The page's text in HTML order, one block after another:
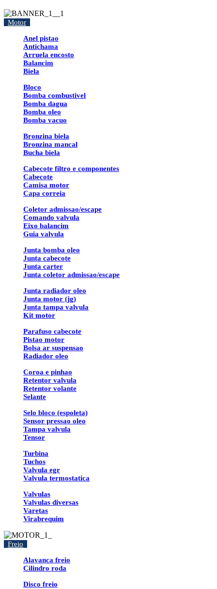
Motor
Anel pistao
Antichama
Arruela encosto
Balancim
Biela
Bloco
Bomba combustivel
Bomba dagua
Bomba oleo
Bomba vacuo
Bronzina biela
Bronzina mancal
Bucha biela
Cabecote filtro e componentes
Cabecote
Camisa motor
Capa correia
Coletor admissao/escape
Comando valvula
Eixo balancim
Guia valvula
Junta bomba oleo
Junta cabecote
Junta carter
Junta coletor admissao/escape
Junta radiador oleo
Junta motor (jg)
Junta tampa valvula
Kit motor
Parafuso cabecote
Pistao motor
Bolsa ar suspensao
Radiador oleo
Coroa e pinhao
Retentor valvula
Retentor volante
Selante
Selo bloco (espoleta)
Sensor pressao oleo
Tampa valvula
Tensor
Turbina
Tuchos
Valvula egr
Valvula termostatica
Valvulas
Valvulas diversas
Varetas
Virabrequim
Freio
Alavanca freio
Cilindro roda
Disco freio